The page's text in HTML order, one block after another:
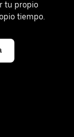
tu propio
tiempo.